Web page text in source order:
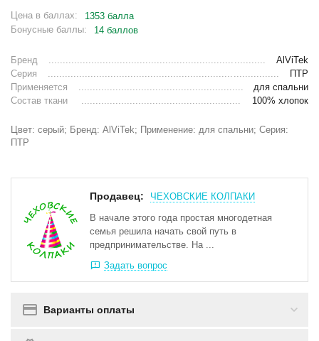
Цена в баллах:
1353 балла
Бонусные баллы:
14 баллов
Бренд
AlViTek
Серия
ПТР
Применяется
для спальни
Состав ткани
100% хлопок
Цвет: серый; Бренд: AlViTek; Применение: для спальни; Серия:
ПТР
Продавец:
ЧЕХОВСКИЕ КОЛПАКИ
В начале этого года простая многодетная
семья решила начать свой путь в
предпринимательстве. На ...
Задать вопрос
Варианты оплаты